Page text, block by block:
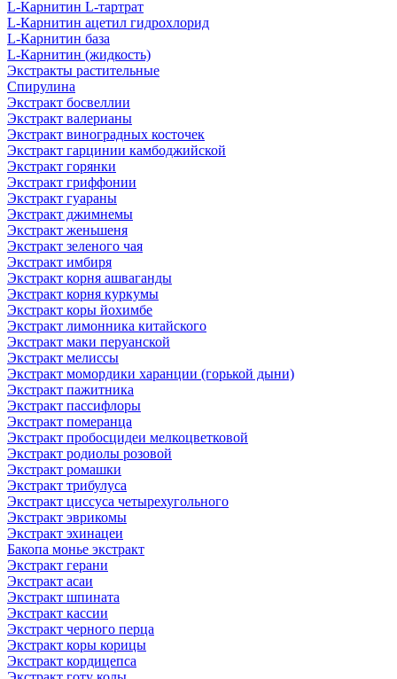
L-Карнитин L-тартрат
L-Карнитин ацетил гидрохлорид
L-Карнитин база
L-Карнитин (жидкость)
Экстракты растительные
Спирулина
Экстракт босвеллии
Экстракт валерианы
Экстракт виноградных косточек
Экстракт гарцинии камбоджийской
Экстракт горянки
Экстракт гриффонии
Экстракт гуараны
Экстракт джимнемы
Экстракт женьшеня
Экстракт зеленого чая
Экстракт имбиря
Экстракт корня ашваганды
Экстракт корня куркумы
Экстракт коры йохимбе
Экстракт лимонника китайского
Экстракт маки перуанской
Экстракт мелиссы
Экстракт момордики харанции (горькой дыни)
Экстракт пажитника
Экстракт пассифлоры
Экстракт померанца
Экстракт пробосцидеи мелкоцветковой
Экстракт родиолы розовой
Экстракт ромашки
Экстракт трибулуса
Экстракт циссуса четырехугольного
Экстракт эврикомы
Экстракт эхинацеи
Бакопа монье экстракт
Экстракт герани
Экстракт асаи
Экстракт шпината
Экстракт кассии
Экстракт черного перца
Экстракт коры корицы
Экстракт кордицепса